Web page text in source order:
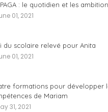
: le quotidien et les
01, 2021
du scolaire relevé pour Anita
01, 2021
formations pour développer
de Mariam
31, 2021